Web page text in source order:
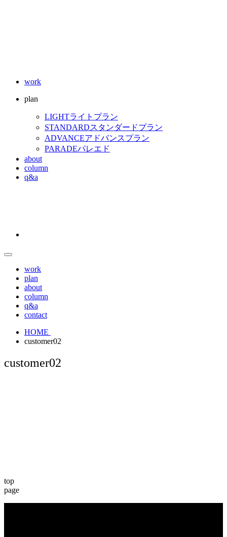
work
plan
LIGHTライトプラン
STANDARDスタンダードプラン
ADVANCEアドバンスプラン
PARADEパレエド
about
column
q&a
work
plan
about
column
q&a
contact
HOME
customer02
customer02
top
page